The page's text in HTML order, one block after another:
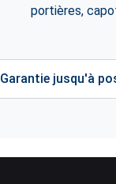
portières,
Garantie jusqu'à